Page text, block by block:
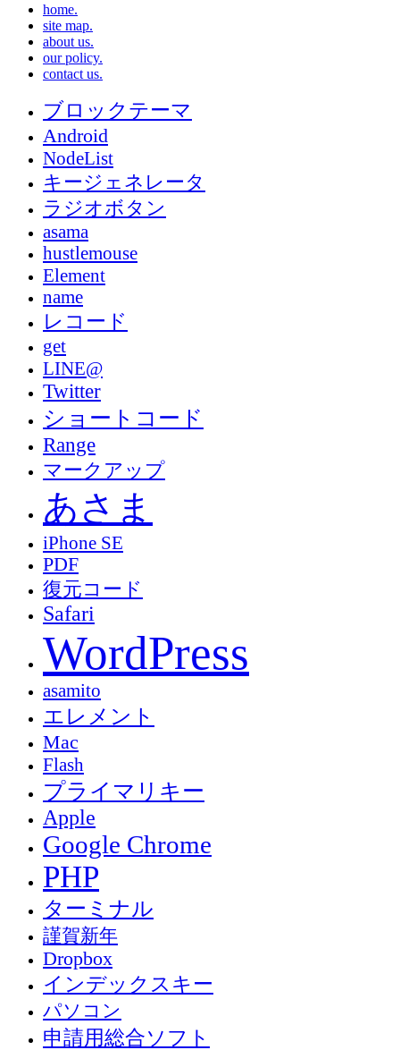
home.
site map.
about us.
our policy.
contact us.
ブロックテーマ
Android
NodeList
キージェネレータ
ラジオボタン
asama
hustlemouse
Element
name
レコード
get
LINE@
Twitter
ショートコード
Range
マークアップ
あさま
iPhone SE
PDF
復元コード
Safari
WordPress
asamito
エレメント
Mac
Flash
プライマリキー
Apple
Google Chrome
PHP
ターミナル
謹賀新年
Dropbox
インデックスキー
パソコン
申請用総合ソフト